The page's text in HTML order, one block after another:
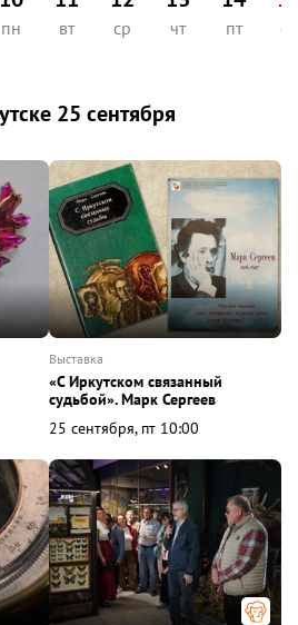
пн вт ср чт пт сб
25 сентября
выставка
«С Иркутском связанный
судьбой». Марк Сергеев
25 сентября, пт 10:00